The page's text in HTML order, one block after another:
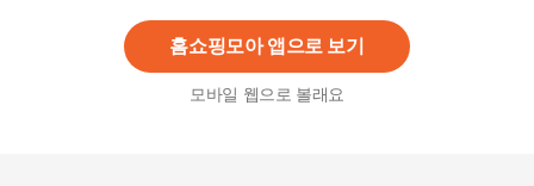
홈쇼핑모아 앱으로 보기
모바일 웹으로 볼래요